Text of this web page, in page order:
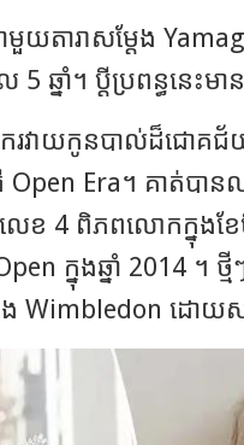
យតារាសម្តែង
5 ឆ្នាំ។ ប្តី​ប្រពន្ធ​នេះ​
រវាយកូនបាល់ដ៏ជោគជ័
Open Era។ គាត់បា
េខ 4 ពិភពលោកក្នុងខែ
ក្នុងឆ្នាំ 2014 ។ ថ្
ង Wimbledon ដោយ